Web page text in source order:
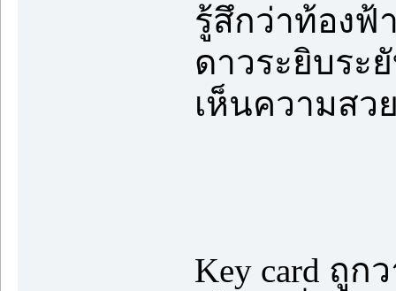
รู้สึกว่าท้องฟ้
ดาวระยิบระ
เห็นความส
Key card ถู